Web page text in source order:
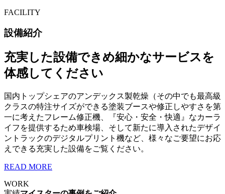
FACILITY
設備紹介
充実した設備できめ細かなサービスを
体感してください
国内トップシェアのアンデックス製乾燥（その中でも最高級
クラスの特注サイズができる塗装ブースや修正しやすさを第
一に考えたフレーム修正機、『安心・安全・快適』なカーラ
イフを提供するため車検場、そして新たに導入されたデザイ
ントラックのデジタルプリント機など、様々なご要望にお応
えできる充実した設備をご覧ください。
READ MORE
WORK